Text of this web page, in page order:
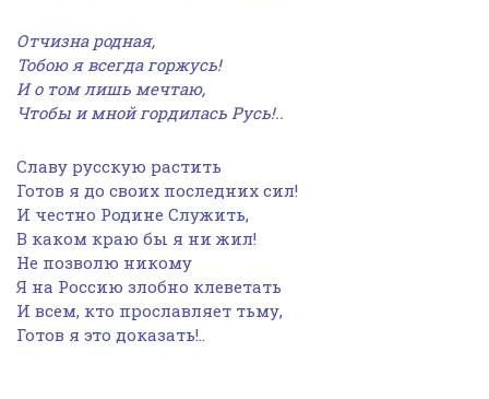
Отчизна родная,
Тобою я всегда горжусь!
И о том лишь мечтаю,
Чтобы и мной гордилась Русь!..
Славу русскую растить
Готов я до своих последних сил!
И честно Родине Служить,
В каком краю бы я ни жил!
Не позволю никому
Я на Россию злобно клеветать
И всем, кто прославляет тьму,
Готов я это доказать!..